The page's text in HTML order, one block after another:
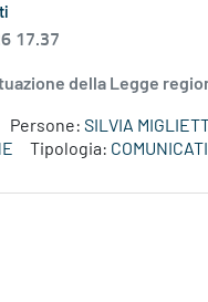
17.37
della Legge
Persone: SILVIA
Tipologia: